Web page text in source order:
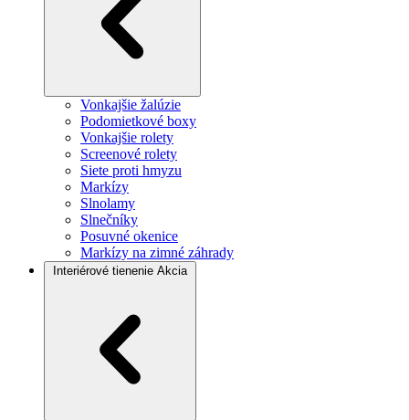
Vonkajšie žalúzie
Podomietkové boxy
Vonkajšie rolety
Screenové rolety
Siete proti hmyzu
Markízy
Slnolamy
Slnečníky
Posuvné okenice
Markízy na zimné záhrady
Interiérové tienenie Akcia